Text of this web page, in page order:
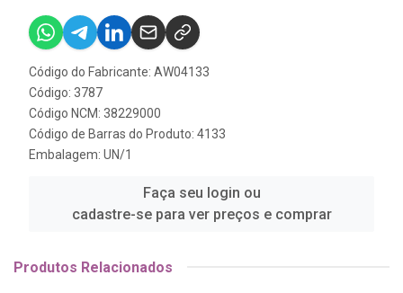
Código do Fabricante: AW04133
Código: 3787
Código NCM: 38229000
Código de Barras do Produto: 4133
Embalagem: UN/1
Faça seu login ou
cadastre-se para ver preços e comprar
Produtos Relacionados